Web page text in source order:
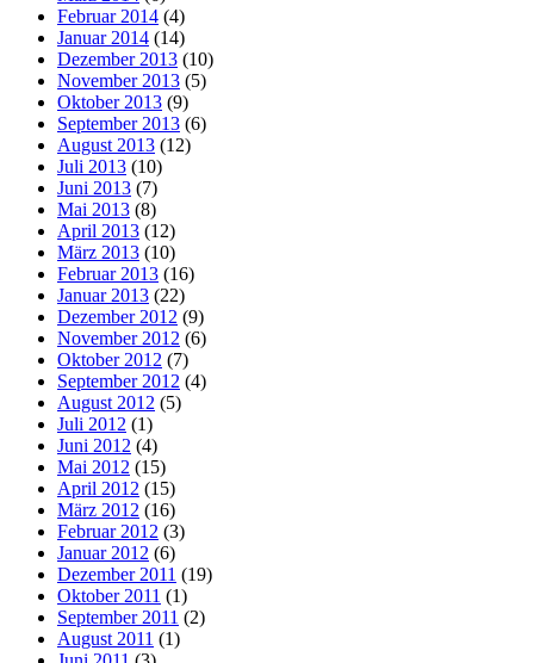
Februar 2014 (4)
Januar 2014 (14)
Dezember 2013 (10)
November 2013 (5)
Oktober 2013 (9)
September 2013 (6)
August 2013 (12)
Juli 2013 (10)
Juni 2013 (7)
Mai 2013 (8)
April 2013 (12)
März 2013 (10)
Februar 2013 (16)
Januar 2013 (22)
Dezember 2012 (9)
November 2012 (6)
Oktober 2012 (7)
September 2012 (4)
August 2012 (5)
Juli 2012 (1)
Juni 2012 (4)
Mai 2012 (15)
April 2012 (15)
März 2012 (16)
Februar 2012 (3)
Januar 2012 (6)
Dezember 2011 (19)
Oktober 2011 (1)
September 2011 (2)
August 2011 (1)